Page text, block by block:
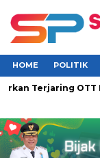
HOME POLITIK
Terjaring OTT